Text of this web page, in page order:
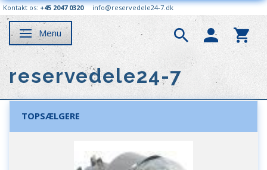
Kontakt os:+45 2047 0320 info@reservedele24-7.dk
Skifte navigation
Menu
reservedele24-7
TOPSÆLGERE